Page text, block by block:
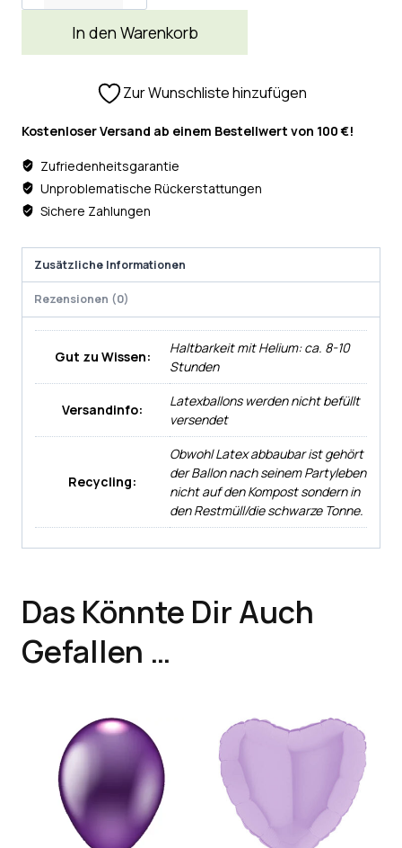
In den Warenkorb
Zur Wunschliste hinzufügen
Kostenloser Versand ab einem Bestellwert von 100 €!
Zufriedenheitsgarantie
Unproblematische Rückerstattungen
Sichere Zahlungen
Zusätzliche Informationen
Rezensionen (0)
Gut zu Wissen:
Haltbarkeit mit Helium: ca. 8-10
Stunden
Versandinfo:
Latexballons werden nicht befüllt
versendet
Recycling:
Obwohl Latex abbaubar ist gehört
der Ballon nach seinem Partyleben
nicht auf den Kompost sondern in
den Restmüll/die schwarze Tonne.
Das Könnte Dir Auch
Gefallen …